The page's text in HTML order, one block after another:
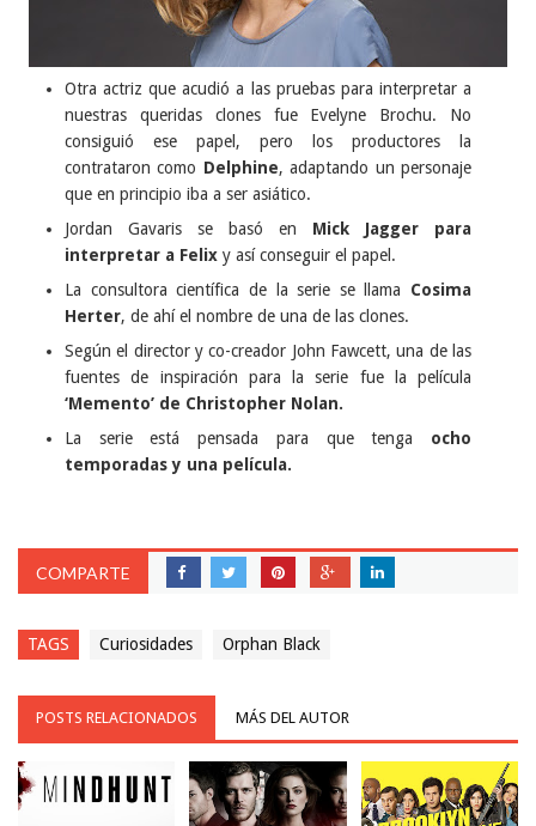
Otra actriz que acudió a las pruebas para interpretar a
nuestras queridas clones fue Evelyne Brochu. No
consiguió ese papel, pero los productores la
contrataron como Delphine, adaptando un personaje
que en principio iba a ser asiático.
Jordan Gavaris se basó en Mick Jagger para
interpretar a Felix y así conseguir el papel.
La consultora científica de la serie se llama Cosima
Herter, de ahí el nombre de una de las clones.
Según el director y co-creador John Fawcett, una de las
fuentes de inspiración para la serie fue la película
‘Memento’ de Christopher Nolan.
La serie está pensada para que tenga ocho
temporadas y una película.
COMPARTE
TAGS Curiosidades Orphan Black
POSTS RELACIONADOS MÁS DEL AUTOR